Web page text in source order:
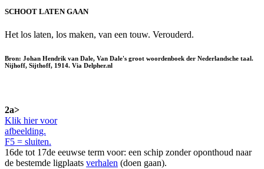
SCHOOT LATEN GAAN
Het los laten, los maken, van een touw. Verouderd.
Bron: Johan Hendrik van Dale, Van Dale's groot woordenboek der Nederlandsche taal.
Nijhoff, Sijthoff, 1914. Via Delpher.nl
2a>
Klik hier voor
afbeelding.
F5 = sluiten.
16de tot 17de eeuwse term voor: een schip zonder oponthoud naar
de bestemde ligplaats verhalen (doen gaan).